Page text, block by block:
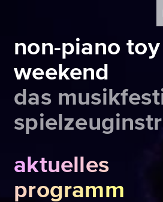
non-piano
weekend
das
aktuelles
programm